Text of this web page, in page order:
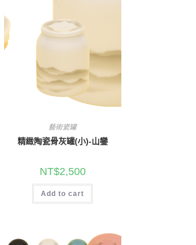
藝術瓷罐
精緻陶瓷骨灰罐(小)-山鑾
NT$2,500
Add to cart